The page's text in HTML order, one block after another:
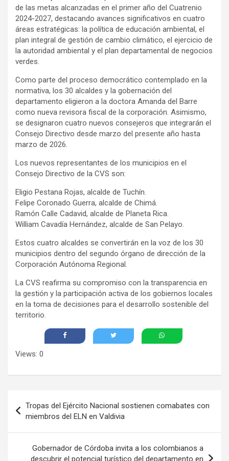
de las metas alcanzadas en el primer año del Cuatrenio
2024-2027, destacando avances significativos en cuatro
áreas estratégicas: la política de educación ambiental, el
plan integral de gestión de cambio climático, el ejercicio de
la autoridad ambiental y el plan departamental de negocios
verdes.
Como parte del proceso democrático contemplado en la
normativa, los 30 alcaldes y la gobernación del
departamento eligieron a la doctora Amanda del Barre
como nueva revisora fiscal de la corporación. Asimismo,
se designaron cuatro nuevos consejeros que integrarán el
Consejo Directivo desde marzo del presente año hasta
marzo de 2026.
Los nuevos representantes de los municipios en el
Consejo Directivo de la CVS son:
Eligio Pestana Rojas, alcalde de Tuchín.
Felipe Coronado Guerra, alcalde de Chimá.
Ramón Calle Cadavid, alcalde de Planeta Rica.
William Cavadía Hernández, alcalde de San Pelayo.
Estos cuatro alcaldes se convertirán en la voz de los 30
municipios dentro del segundo órgano de dirección de la
Corporación Autónoma Regional.
La CVS reafirma su compromiso con la transparencia en
la gestión y la participación activa de los gobiernos locales
en la toma de decisiones para el desarrollo sostenible del
territorio.
Views: 0
de
entradas
Tropas del Ejército Nacional sostienen comabates con
miembros del ELN en Valdivia
Gobernador de Córdoba invita a los colombianos a
descubrir el potencial turístico del departamento en